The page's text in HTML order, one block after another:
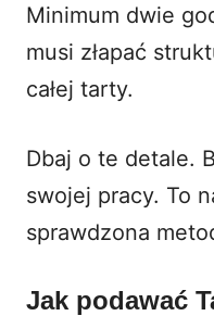
Minimum dwie
musi złapać
całej tarty.
Dbaj o te detale.
swojej pracy. To
sprawdzona
Jak podawać